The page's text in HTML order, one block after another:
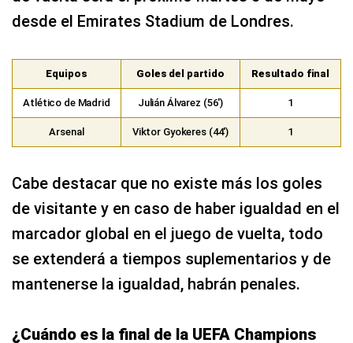
desde el Emirates Stadium de Londres.
Equipos Goles del partido Resultado final
Atlético de Madrid Julián Álvarez (56′) 1
Arsenal Viktor Gyokeres (44′) 1
Cabe destacar que no existe más los goles
de visitante y en caso de haber igualdad en el
marcador global en el juego de vuelta, todo
se extenderá a tiempos suplementarios y de
mantenerse la igualdad, habrán penales.
¿Cuándo es la final de la UEFA Champions